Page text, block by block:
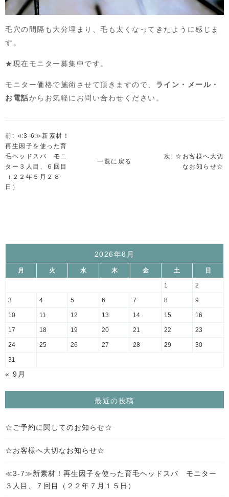
毛穴の間隔も大分埋まり、毛も太くなってきたように感じま
す。
★現在モニター募集中です。
モニター価格で施術させて頂きますので、 ライン・メール・
お電話からお気軽にお問い合わせください。
前: ≪3-6≫新素材！
再生因子を使った育
毛ヘッドスパ モニ
ター３人目、６回目
（２２年５月２８
日）
一覧に戻る
次: ☆お客様へ大切
なお知らせ☆
2026年8月
月 火 水 木 金 土 日
1 2
3 4 5 6 7 8 9
10 11 12 13 14 15 16
17 18 19 20 21 22 23
24 25 26 27 28 29 30
31
« 9月
最近の投稿
☆ご予約に関してのお知らせ☆
☆お客様へ大切なお知らせ☆
≪3-7≫新素材！再生因子を使った育毛ヘッドスパ モニター
３人目、７回目（２２年７月１５日）